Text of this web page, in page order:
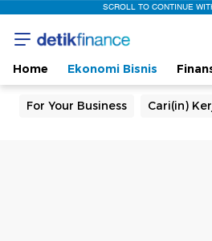
SCROLL TO CONTINUE
Home Ekonomi Bisnis
For Your Business Cari(in)